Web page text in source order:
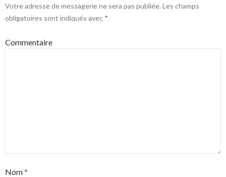
Votre adresse de messagerie ne sera pas publiée. Les champs
obligatoires sont indiqués avec *
Commentaire
Nom*